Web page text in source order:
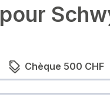
Chèque 500 CHF